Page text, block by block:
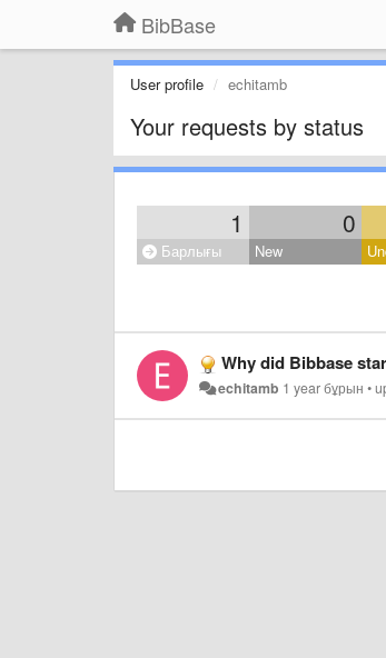
BibBase
User profile echitamb
Your requests by status
1 0
Барлығы New
Why did Bibbase
echitamb 1 year бұрын •